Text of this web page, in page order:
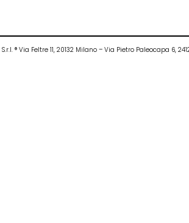
® Via Feltre 11, 20132 Milano – Via Pietro Paleocapa 6,